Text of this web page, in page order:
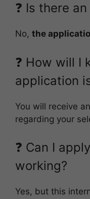
❓ Is there
No, the
❓ How will I
application
You will receive an
regarding your
❓ Can I
working?
Yes, but this